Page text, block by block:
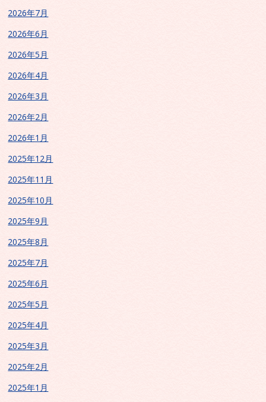
2026年7月
2026年6月
2026年5月
2026年4月
2026年3月
2026年2月
2026年1月
2025年12月
2025年11月
2025年10月
2025年9月
2025年8月
2025年7月
2025年6月
2025年5月
2025年4月
2025年3月
2025年2月
2025年1月